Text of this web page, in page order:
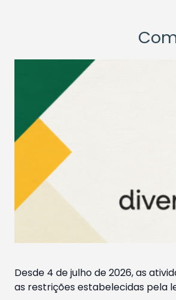
Desde 4 de julho de 2026, as
as restrições estabelecidas pela